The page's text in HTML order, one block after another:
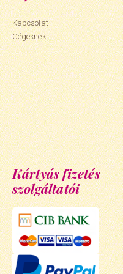
Kapcsolat
Cégeknek
Kártyás fizetés
szolgáltatói